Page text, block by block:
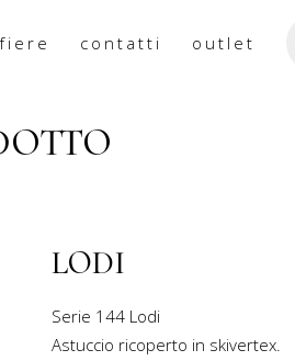
fiere contatti outlet
LODI
Serie 144 Lodi
Astuccio ricoperto in skivertex.